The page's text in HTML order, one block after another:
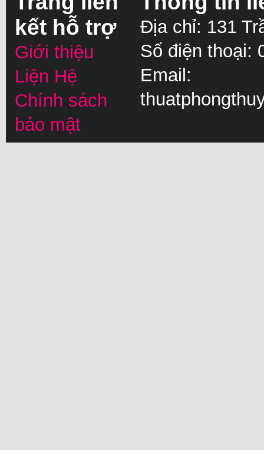
kết hỗ trợ
Giới thiệu
Liện Hệ
Chính sách
bảo mật
Địa chỉ: 131
Số điện thoại:
Email: